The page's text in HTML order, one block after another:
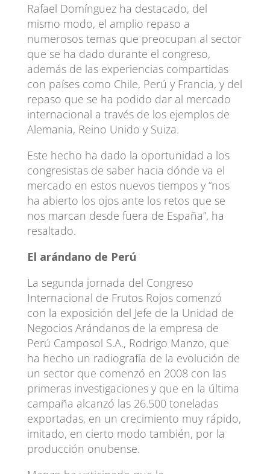
Rafael Domínguez ha destacado, del
mismo modo, el amplio repaso a
numerosos temas que preocupan al sector
que se ha dado durante el congreso,
además de las experiencias compartidas
con países como Chile, Perú y Francia, y del
repaso que se ha podido dar al mercado
internacional a través de los ejemplos de
Alemania, Reino Unido y Suiza.
Este hecho ha dado la oportunidad a los
congresistas de saber hacia dónde va el
mercado en estos nuevos tiempos y “nos
ha abierto los ojos ante los retos que se
nos marcan desde fuera de España”, ha
resaltado.
El arándano de Perú
La segunda jornada del Congreso
Internacional de Frutos Rojos comenzó
con la exposición del Jefe de la Unidad de
Negocios Arándanos de la empresa de
Perú Camposol S.A., Rodrigo Manzo, que
ha hecho un radiografía de la evolución de
un sector que comenzó en 2008 con las
primeras investigaciones y que en la última
campaña alcanzó las 26.500 toneladas
exportadas, en un crecimiento muy rápido,
imitado, en cierto modo también, por la
producción onubense.